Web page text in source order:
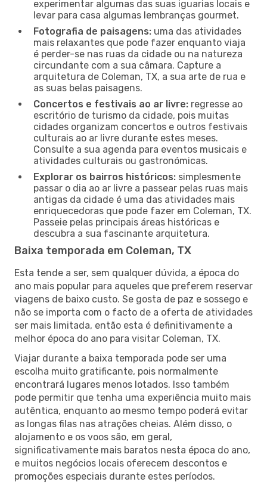
experimentar algumas das suas iguarias locais e
levar para casa algumas lembranças gourmet.
Fotografia de paisagens: uma das atividades
mais relaxantes que pode fazer enquanto viaja
é perder-se nas ruas da cidade ou na natureza
circundante com a sua câmara. Capture a
arquitetura de Coleman, TX, a sua arte de rua e
as suas belas paisagens.
Concertos e festivais ao ar livre: regresse ao
escritório de turismo da cidade, pois muitas
cidades organizam concertos e outros festivais
culturais ao ar livre durante estes meses.
Consulte a sua agenda para eventos musicais e
atividades culturais ou gastronómicas.
Explorar os bairros históricos: simplesmente
passar o dia ao ar livre a passear pelas ruas mais
antigas da cidade é uma das atividades mais
enriquecedoras que pode fazer em Coleman, TX.
Passeie pelas principais áreas históricas e
descubra a sua fascinante arquitetura.
Baixa temporada em Coleman, TX
Esta tende a ser, sem qualquer dúvida, a época do
ano mais popular para aqueles que preferem reservar
viagens de baixo custo. Se gosta de paz e sossego e
não se importa com o facto de a oferta de atividades
ser mais limitada, então esta é definitivamente a
melhor época do ano para visitar Coleman, TX.
Viajar durante a baixa temporada pode ser uma
escolha muito gratificante, pois normalmente
encontrará lugares menos lotados. Isso também
pode permitir que tenha uma experiência muito mais
autêntica, enquanto ao mesmo tempo poderá evitar
as longas filas nas atrações cheias. Além disso, o
alojamento e os voos são, em geral,
significativamente mais baratos nesta época do ano,
e muitos negócios locais oferecem descontos e
promoções especiais durante estes períodos.